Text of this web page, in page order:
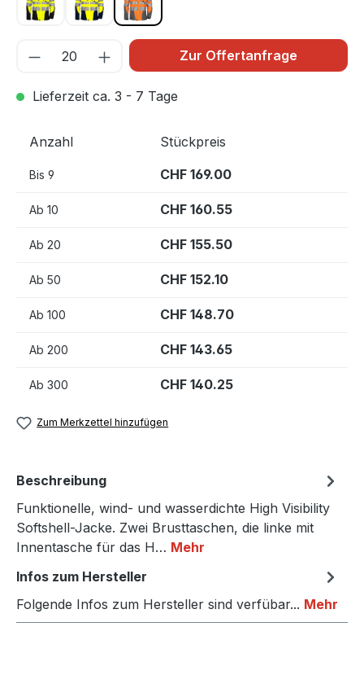
Gelb/Schwarz 11
Gelb 10Orange 17
Zur Offertanfrage
Lieferzeit ca. 3 - 7 Tage
Anzahl Stückpreis
Bis 9 CHF 169.00
Ab 10 CHF 160.55
Ab 20 CHF 155.50
Ab 50 CHF 152.10
Ab 100 CHF 148.70
Ab 200 CHF 143.65
Ab 300 CHF 140.25
Zum Merkzettel hinzufügen
Beschreibung
Funktionelle, wind- und wasserdichte High Visibility
Softshell-Jacke. Zwei Brusttaschen, die linke mit
Innentasche für das H… Mehr
Infos zum Hersteller
Folgende Infos zum Hersteller sind verfübar... Mehr